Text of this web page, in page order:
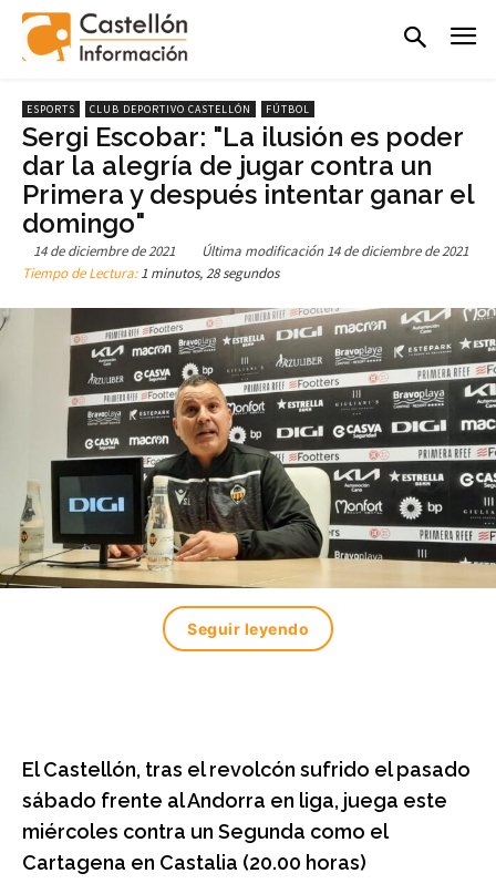
ESPORTS CLUB DEPORTIVO CASTELLÓN FÚTBOL
Sergi Escobar: "La ilusión es poder
dar la alegría de jugar contra un
Primera y después intentar ganar el
domingo"
14 de diciembre de 2021 Última modificación 14 de diciembre de 2021
Tiempo de Lectura:1 minutos, 28 segundos
Seguir leyendo
El Castellón, tras el revolcón sufrido el pasado
sábado frente al Andorra en liga, juega este
miércoles contra un Segunda como el
Cartagena en Castalia (20.00 horas)